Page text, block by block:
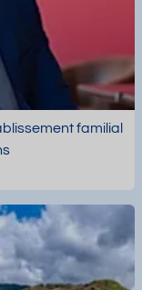
familial